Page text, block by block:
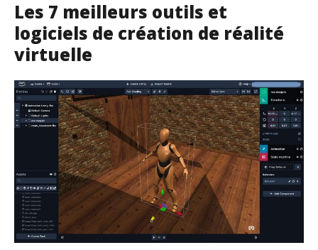
Les 7 meilleurs outils et
logiciels de création de réalité
virtuelle